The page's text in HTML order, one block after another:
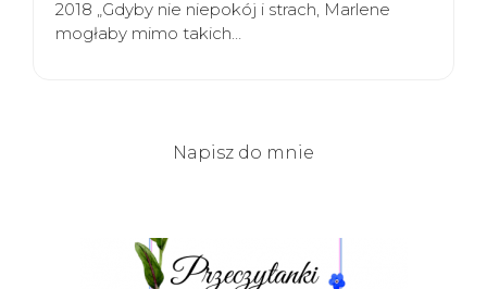
2018 „Gdyby nie niepokój i strach, Marlene
mogłaby mimo takich…
Napisz do mnie